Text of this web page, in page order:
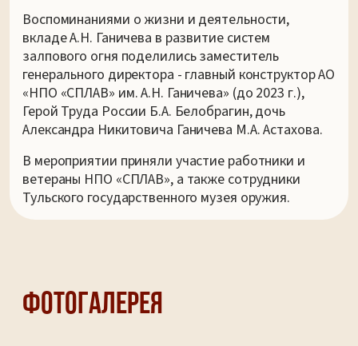
Воспоминаниями о жизни и деятельности,
вкладе А.Н. Ганичева в развитие систем
залпового огня поделились заместитель
генерального директора - главный конструктор АО
«НПО «СПЛАВ» им. А.Н. Ганичева» (до 2023 г.),
Герой Труда России Б.А. Белобрагин, дочь
Александра Никитовича Ганичева М.А. Астахова.
В мероприятии приняли участие работники и
ветераны НПО «СПЛАВ», а также сотрудники
Тульского государственного музея оружия.
Фотогалерея